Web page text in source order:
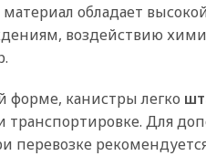
материал обладает
воздействию
форме, канистры легко
транспортировке. Для